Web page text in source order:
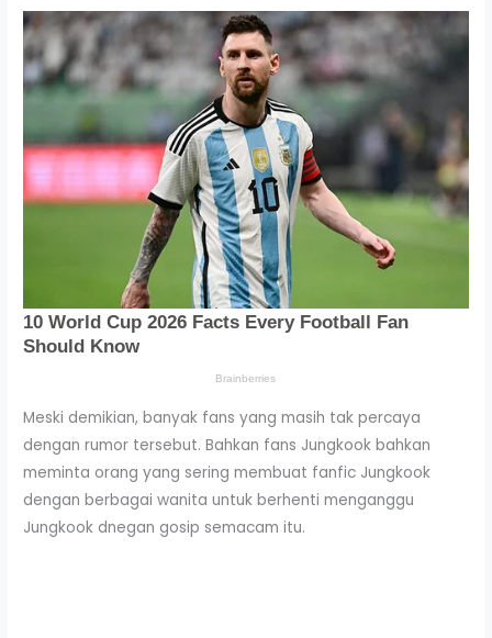
Meski demikian, banyak fans yang masih tak percaya
dengan rumor tersebut. Bahkan fans Jungkook bahkan
meminta orang yang sering membuat fanfic Jungkook
dengan berbagai wanita untuk berhenti menganggu
Jungkook dnegan gosip semacam itu.